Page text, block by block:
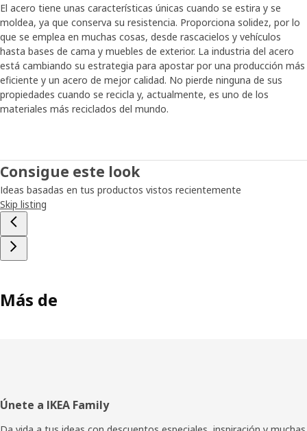
El acero tiene unas características únicas cuando se estira y se
moldea, ya que conserva su resistencia. Proporciona solidez, por lo
que se emplea en muchas cosas, desde rascacielos y vehículos
hasta bases de cama y muebles de exterior. La industria del acero
está cambiando su estrategia para apostar por una producción más
eficiente y un acero de mejor calidad. No pierde ninguna de sus
propiedades cuando se recicla y, actualmente, es uno de los
materiales más reciclados del mundo.
Consigue este look
Ideas basadas en tus productos vistos recientemente
Skip listing
Más de
Pie
Únete a IKEA Family